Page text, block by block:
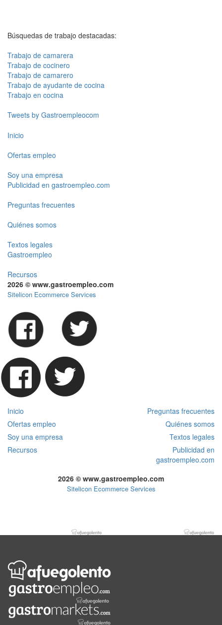
Búsquedas de trabajo destacadas:
Trabajo de camarera
Trabajo de cocinero
Trabajo de camarero
Trabajo de ayudante de cocina
Trabajo en cocina
Tweets by Gastroempleocom
Inicio
Ofertas empleo
Soy una empresa
Publicidad en gastroempleo.com
Preguntas frecuentes
Quiénes somos
Textos legales
Gastroempleo
Recursos
2026 © www.gastroempleo.com
Sitelicon Ecommerce Services
Inicio
Preguntas frecuentes
Ofertas empleo
Quiénes somos
Soy una empresa
Textos legales
Recursos
Publicidad en
gastroempleo.com
2026 © www.gastroempleo.com
Sitelicon Ecommerce Services